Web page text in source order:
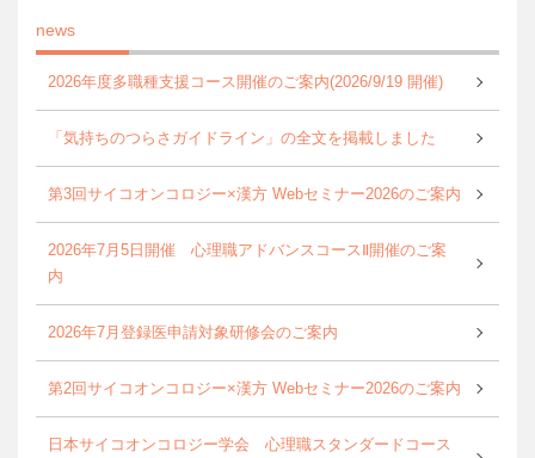
news
2026年度多職種支援コース開催のご案内(2026/9/19 開催)
「気持ちのつらさガイドライン」の全文を掲載しました
第3回サイコオンコロジー×漢方 Webセミナー2026のご案内
2026年7月5日開催 心理職アドバンスコースⅡ開催のご案
内
2026年7月登録医申請対象研修会のご案内
第2回サイコオンコロジー×漢方 Webセミナー2026のご案内
日本サイコオンコロジー学会 心理職スタンダードコース